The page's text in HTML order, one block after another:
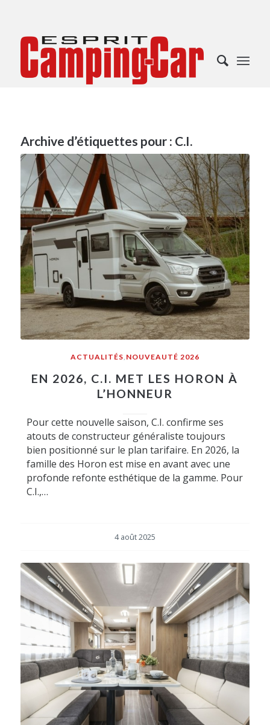
Archive d’étiquettes pour : C.I.
ACTUALITÉS NOUVEAUTÉ 2026
EN 2026, C.I. MET LES HORON À
L’HONNEUR
Pour cette nouvelle saison, C.I. confirme ses
atouts de constructeur généraliste toujours
bien positionné sur le plan tarifaire. En 2026, la
famille des Horon est mise en avant avec une
profonde refonte esthétique de la gamme. Pour
C.I.,…
4 août 2025